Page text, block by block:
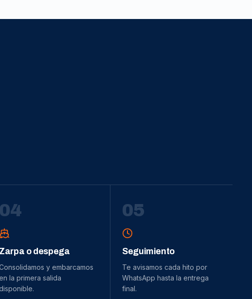
04
Zarpa o despega
y embarcamos
la primera salida
05
Seguimiento
Te avisamos cada hito por
WhatsApp hasta la entrega
final.